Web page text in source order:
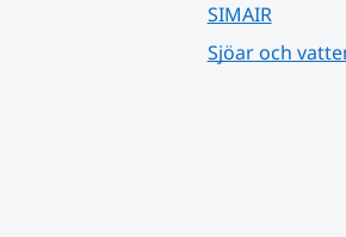
SIMAIR
Sjöar och